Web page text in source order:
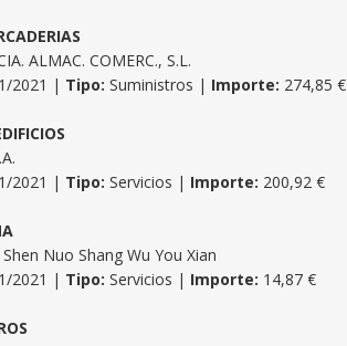
ALMAC. COMERC., S.L.
2021 | Tipo: Suministros | Importe: 274,85 €
2021 | Tipo: Servicios | Importe: 200,92 €
Nuo Shang Wu You Xian
2021 | Tipo: Servicios | Importe: 14,87 €